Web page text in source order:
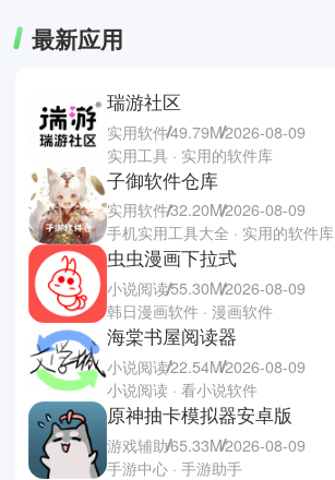
最新应用
瑞游社区
实用软件49.79M2026-08-09
实用工具 · 实用的软件库
子御软件仓库
实用软件32.20M2026-08-09
手机实用工具大全 · 实用的软件库
虫虫漫画下拉式
小说阅读55.30M2026-08-09
韩日漫画软件 · 漫画软件
海棠书屋阅读器
小说阅读22.54M2026-08-09
小说阅读 · 看小说软件
原神抽卡模拟器安卓版
游戏辅助65.33M2026-08-09
手游中心 · 手游助手